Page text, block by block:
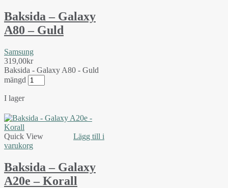
Baksida – Galaxy
A80 – Guld
Samsung
319,00kr
Baksida - Galaxy A80 - Guld
mängd
I lager
Quick View
Lägg till i
varukorg
Baksida – Galaxy
A20e – Korall